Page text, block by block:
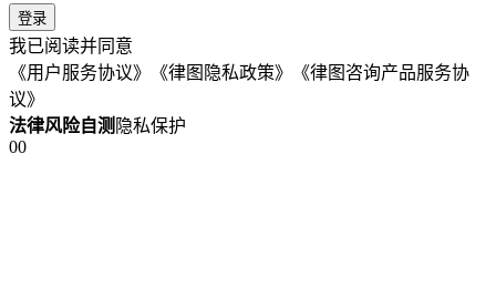
短信验证码登录
账号密码登录
未注册手机号验证后自动创建律图账号